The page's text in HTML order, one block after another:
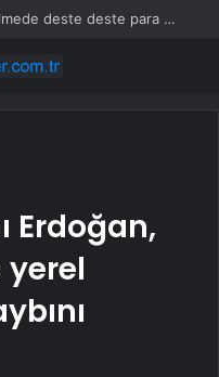
Evine tadilat yapan çift, gizli bölmede deste deste para buldu
Erdoğan,
yerel